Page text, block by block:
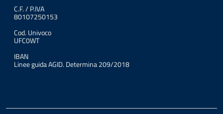
C.F. / P.IVA
80107250153
Cod. Univoco
UFC0WT
IBAN
Linee guida AGID. Determina 209/2018